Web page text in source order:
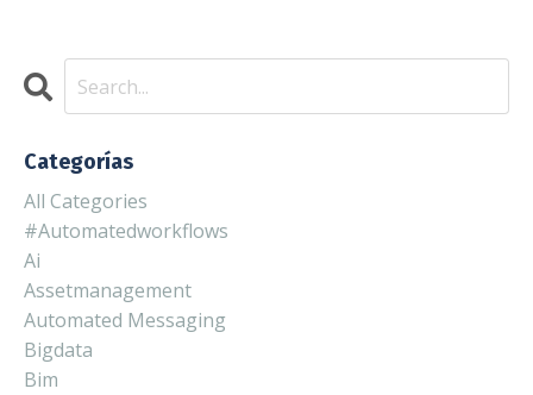
Categorías
All Categories
#automatedworkflows
Ai
Assetmanagement
Automated Messaging
Bigdata
Bim